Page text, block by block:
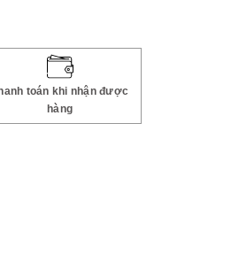
toán khi nhận được
hàng